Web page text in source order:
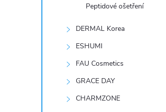
Peptidové ošetření
DERMAL Korea
ESHUMI
FAU Cosmetics
GRACE DAY
CHARMZONE